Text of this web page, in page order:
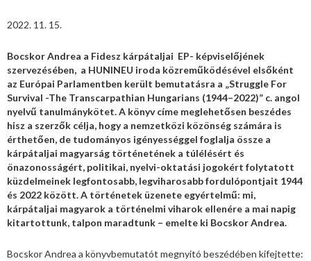
2022. 11. 15.
Bocskor Andrea a Fidesz kárpátaljai EP- képviselőjének
szervezésében, a HUNINEU iroda közreműködésével elsőként
az Európai Parlamentben került bemutatásra a „Struggle For
Survival -The Transcarpathian Hungarians (1944–2022)” c. angol
nyelvű tanulmánykötet. A könyv címe meglehetősen beszédes
hisz a szerzők célja, hogy a nemzetközi közönség számára is
érthetően, de tudományos igényességgel foglalja össze a
kárpátaljai magyarság történetének a túlélésért és
önazonosságért, politikai, nyelvi-oktatási jogokért folytatott
küzdelmeinek legfontosabb, legviharosabb fordulópontjait 1944
és 2022 között. A történetek üzenete egyértelmű: mi,
kárpátaljai magyarok a történelmi viharok ellenére a mai napig
kitartottunk, talpon maradtunk – emelte ki Bocskor Andrea.
Bocskor Andrea a könyvbemutatót megnyitó beszédében kifejtette: